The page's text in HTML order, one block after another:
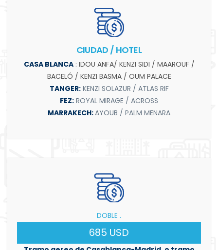
CIUDAD / HOTEL
CASA BLANCA: IDOU ANFA/ KENZI SIDI / MAAROUF /
BACELÓ / KENZI BASMA / OUM PALACE
TANGER:KENZI SOLAZUR / ATLAS RIF
FEZ: ROYAL MIRAGE / ACROSS
MARRAKECH:AYOUB / PALM MENARA
DOBLE .
685 USD